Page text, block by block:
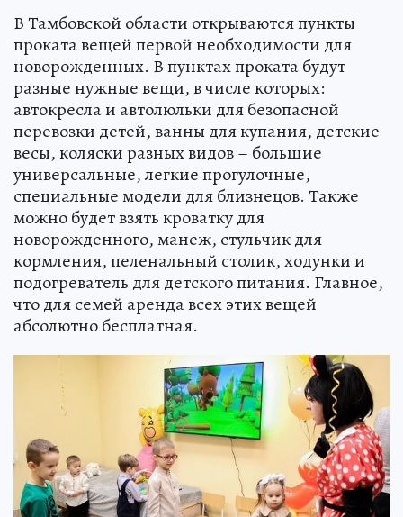
В Тамбовской области открываются пункты
проката вещей первой необходимости для
новорожденных. В пунктах проката будут
разные нужные вещи, в числе которых:
автокресла и автолюльки для безопасной
перевозки детей, ванны для купания, детские
весы, коляски разных видов – большие
универсальные, легкие прогулочные,
специальные модели для близнецов. Также
можно будет взять кроватку для
новорожденного, манеж, стульчик для
кормления, пеленальный столик, ходунки и
подогреватель для детского питания. Главное,
что для семей аренда всех этих вещей
абсолютно бесплатная.